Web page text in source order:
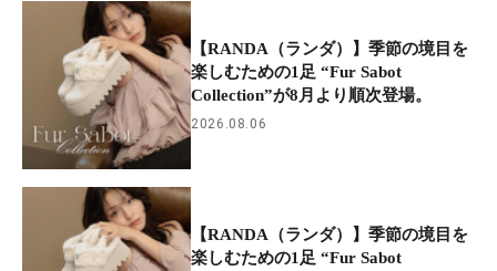
【RANDA（ランダ）】季節の境目を
楽しむための1足 “Fur Sabot
Collection”が8月より順次登場。
2026.08.06
【RANDA（ランダ）】季節の境目を
楽しむための1足 “Fur Sabot